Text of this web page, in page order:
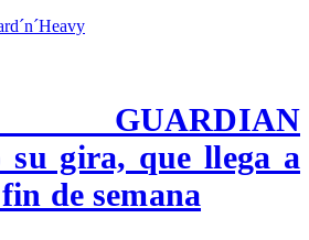
su gira, que llega a
de semana